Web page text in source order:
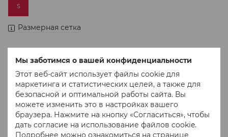
Мы заботимся о вашей конфиденциальности
Этот веб-сайт использует файлы cookie для
маркетинга и статистических целей, а также для
безопасной и оптимальной работы сайта. Вы
можете изменить это в настройках вашего
браузера. Нажмите на кнопку «Согласиться», чтобы
дать согласие на использование файлов cookie.
Подробнее можно ознакомиться на странице
S
Размерная сетка
Нет в наличии
2 550 грн
В избранное К сравнению